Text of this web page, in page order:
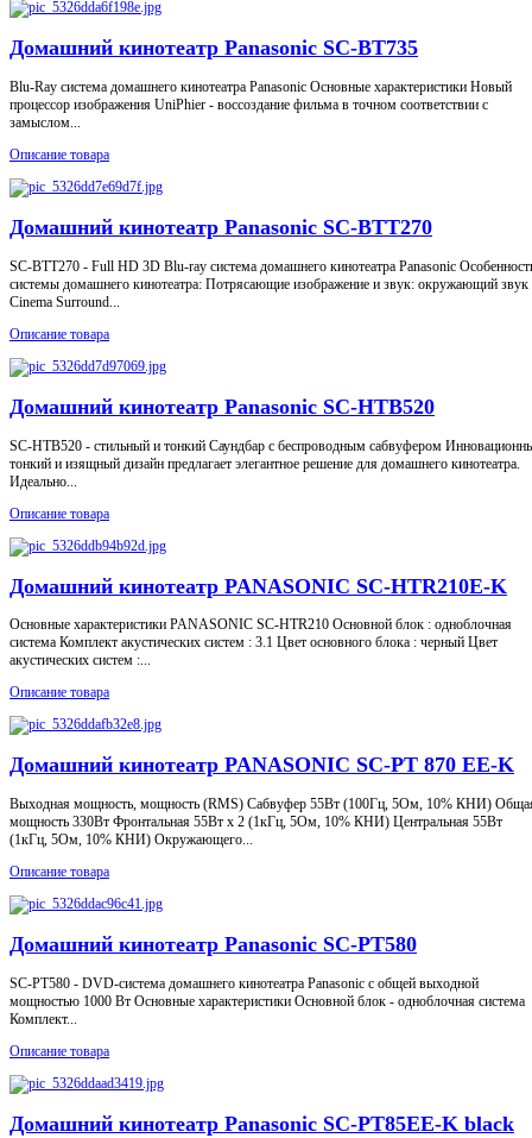
Домашний кинотеатр Panasonic SC-BT735
Blu-Ray система домашнего кинотеатра Panasonic Основные характеристики Новый
процессор изображения UniPhier - воссоздание фильма в точном соответствии с
замыслом...
Описание товара
Домашний кинотеатр Panasonic SC-BTT270
SC-BTT270 - Full HD 3D Blu-ray система домашнего кинотеатра Panasonic
системы домашнего кинотеатра: Потрясающие изображение и звук: окружающий звук
Cinema Surround...
Описание товара
Домашний кинотеатр Panasonic SC-HTB520
SC-HTB520 - cтильный и тонкий Cаундбар с беспроводным сабвуфером
тонкий и изящный дизайн предлагает элегантное решение для домашнего кинотеатра.
Идеально...
Описание товара
Домашний кинотеатр PANASONIC SC-HTR210E-K
Основные характеристики PANASONIC SC-HTR210 Основной блок : одноблочная
система Комплект акустических систем : 3.1 Цвет основного блока : черный Цвет
акустических систем :...
Описание товара
Домашний кинотеатр PANASONIC SC-PT 870 EE-K
Выходная мощность, мощность (RMS) Сабвуфер 55Вт (100Гц, 5Ом, 10% КНИ)
мощность 330Вт Фронтальная 55Вт x 2 (1кГц, 5Ом, 10% КНИ) Центральная 55Вт
(1кГц, 5Ом, 10% КНИ) Окружающего...
Описание товара
Домашний кинотеатр Panasonic SC-PT580
SC-PT580 - DVD-система домашнего кинотеатра Panasonic с общей выходной
мощностью 1000 Вт Основные характеристики Основной блок - одноблочная система
Комплект...
Описание товара
Домашний кинотеатр Panasonic SC-PT85EE-K black